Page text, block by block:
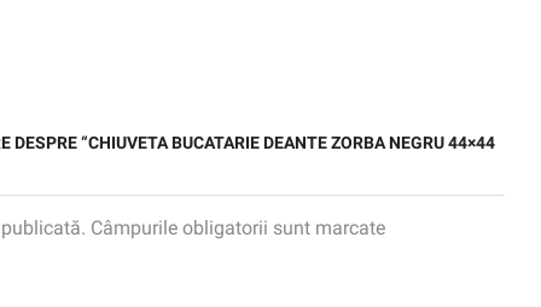
DESPRE “CHIUVETA BUCATARIE DEANTE ZORBA NEGRU 44×44
Câmpurile obligatorii sunt marcate